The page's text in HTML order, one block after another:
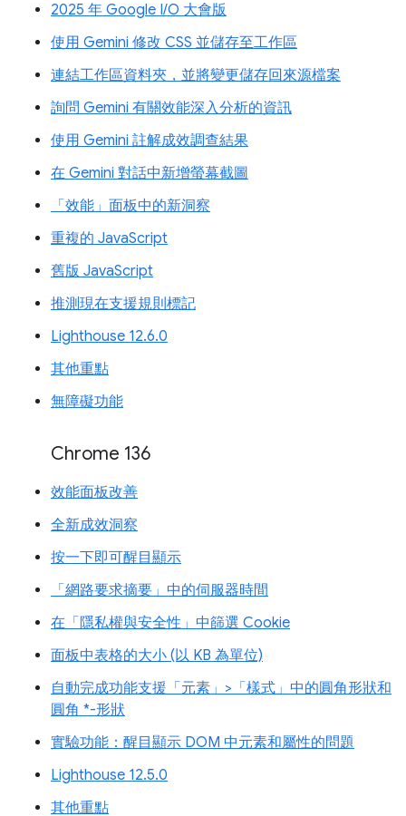
2025 年 Google I/O 大會版
使用 Gemini 修改 CSS 並儲存至工作區
連結工作區資料夾，並將變更儲存回來源檔案
詢問 Gemini 有關效能深入分析的資訊
使用 Gemini 註解成效調查結果
在 Gemini 對話中新增螢幕截圖
「效能」面板中的新洞察
重複的 JavaScript
舊版 JavaScript
推測現在支援規則標記
Lighthouse 12.6.0
其他重點
無障礙功能
Chrome 136
效能面板改善
全新成效洞察
按一下即可醒目顯示
「網路要求摘要」中的伺服器時間
在「隱私權與安全性」中篩選 Cookie
面板中表格的大小 (以 KB 為單位)
自動完成功能支援「元素」>「樣式」中的圓角形狀和
圓角 *-形狀
實驗功能：醒目顯示 DOM 中元素和屬性的問題
Lighthouse 12.5.0
其他重點